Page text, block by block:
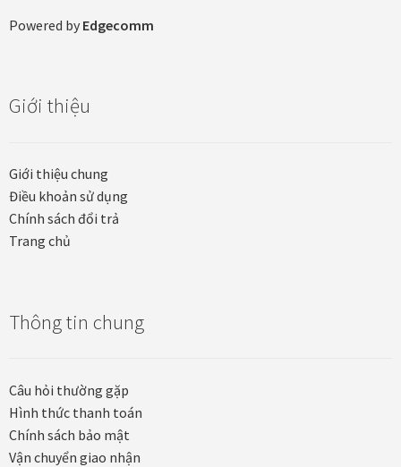
Wheels of Time
Các dòng giấy in Giclee
Catalogue
Catalogue Bộ Sưu Tập Mã Vương
Đóng khung tranh thảm Dubai
Đóng khung ảnh
Powered by Edgecomm
Giới thiệu
Giới thiệu chung
Điều khoản sử dụng
Chính sách đổi trả
Trang chủ
Thông tin chung
Câu hỏi thường gặp
Hình thức thanh toán
Chính sách bảo mật
Vận chuyển giao nhận